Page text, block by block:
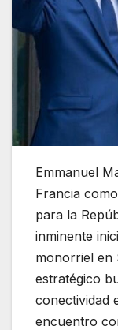
Emmanuel
Francia
para la
inminente
monorriel en
estratégico
conectividad
encuentro